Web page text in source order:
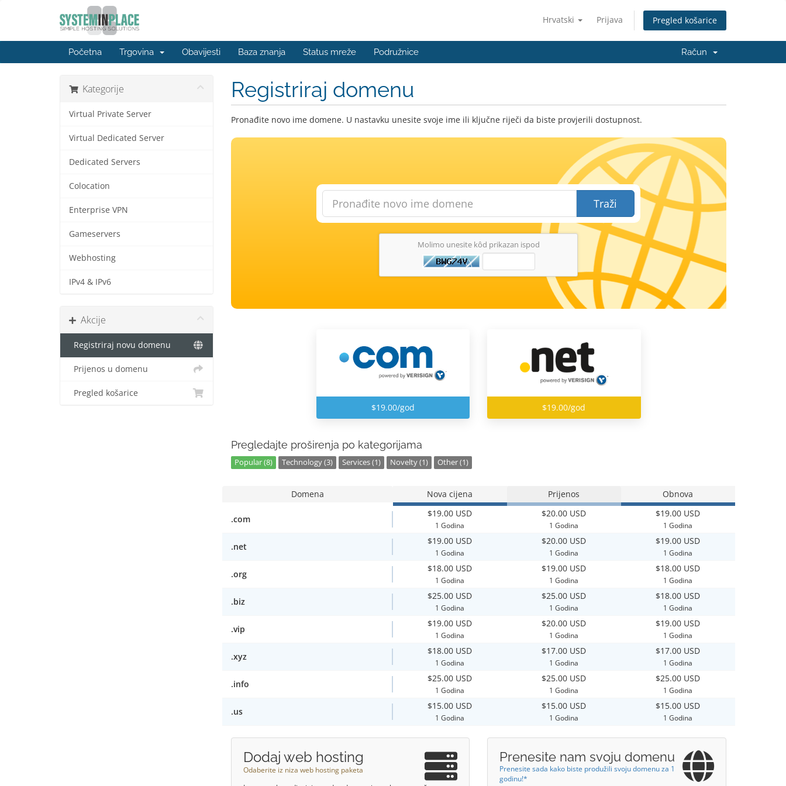
Hrvatski Prijava Pregled košarice
Početna Trgovina Obavijesti Baza znanja Status mreže Podružnice Račun
Kategorije
Virtual Private Server
Virtual Dedicated Server
Dedicated Servers
Colocation
Enterprise VPN
Gameservers
Webhosting
IPv4 & IPv6
Akcije
Registriraj novu domenu
Prijenos u domenu
Pregled košarice
Registriraj domenu
Pronađite novo ime domene. U nastavku unesite svoje ime ili ključne riječi da biste provjerili dostupnost.
Traži
Molimo unesite kôd prikazan ispod
$19.00/god $19.00/god
Pregledajte proširenja po kategorijama
Popular (8) Technology (3) Services (1) Novelty (1) Other (1)
Domena Nova cijena Prijenos Obnova
.com
$19.00 USD
1 Godina
$20.00 USD
1 Godina
$19.00 USD
1 Godina
.net
$19.00 USD
1 Godina
$20.00 USD
1 Godina
$19.00 USD
1 Godina
.org
$18.00 USD
1 Godina
$19.00 USD
1 Godina
$18.00 USD
1 Godina
.biz
$25.00 USD
1 Godina
$25.00 USD
1 Godina
$18.00 USD
1 Godina
.vip
$19.00 USD
1 Godina
$20.00 USD
1 Godina
$19.00 USD
1 Godina
.xyz
$18.00 USD
1 Godina
$17.00 USD
1 Godina
$17.00 USD
1 Godina
.info
$25.00 USD
1 Godina
$25.00 USD
1 Godina
$25.00 USD
1 Godina
.us
$15.00 USD
1 Godina
$15.00 USD
1 Godina
$15.00 USD
1 Godina
Dodaj web hosting
Odaberite iz niza web hosting paketa
Prenesite nam svoju domenu
Prenesite sada kako biste produžili svoju domenu za 1
godinu!*